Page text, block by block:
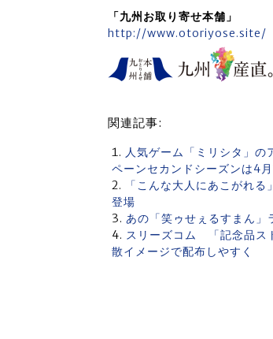
「九州お取り寄せ本舗」
http://www.otoriyose.site/
関連記事:
人気ゲーム「ミリシタ」
ペーンセカンドシーズンは4
「こんな大人にあこがれ
登場
あの「笑ゥせぇるすまん
スリーズコム 「記念品ス
散イメージで配布しやすく